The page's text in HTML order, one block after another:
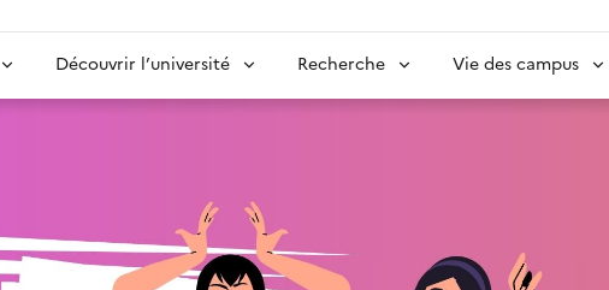
Découvrir l’université Recherche Vie des campus